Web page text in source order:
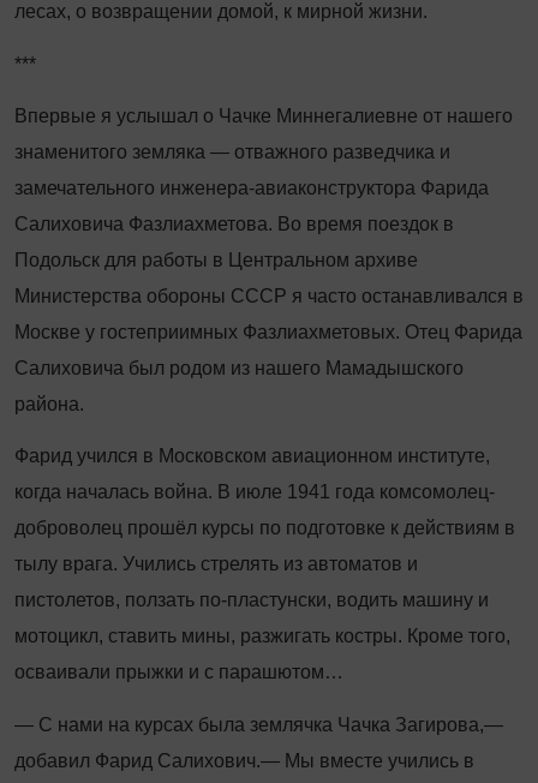
лесах, о возвращении домой, к мирной жизни.
***
Впервые я услышал о Чачке Миннегалиевне от нашего
знаменитого земляка — отважного разведчика и
замечательного инженера-авиаконструктора Фарида
Салиховича Фазлиахметова. Во время поездок в
Подольск для работы в Центральном архиве
Министерства обороны СССР я часто останавливался в
Москве у гостеприимных Фазлиахметовых. Отец Фарида
Салиховича был родом из нашего Мамадышского
района.
Фарид учился в Московском авиационном институте,
когда началась война. В июле 1941 года комсомолец-
доброволец прошёл курсы по подготовке к действиям в
тылу врага. Учились стрелять из автоматов и
пистолетов, ползать по-пластунски, водить машину и
мотоцикл, ставить мины, разжигать костры. Кроме того,
осваивали прыжки и с парашютом…
— С нами на курсах была землячка Чачка Загирова,—
добавил Фарид Салихович.— Мы вместе учились в